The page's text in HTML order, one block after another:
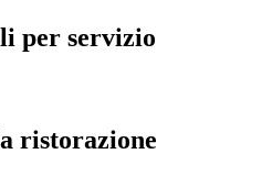
per servizio
ristorazione